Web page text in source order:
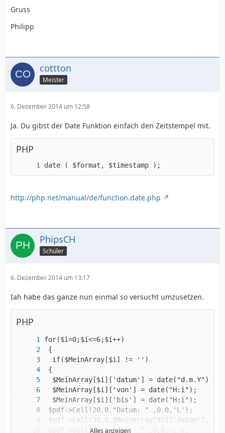
Gruss
Philipp
cottton
Meister
6. Dezember 2014 um 12:58
Ja. Du gibst der Date Funktion einfach den Zeitstempel mit.
PHP
date ( $format, $timestamp );
http://php.net/manual/de/function.date.php
PhipsCH
Schüler
6. Dezember 2014 um 13:17
Iah habe das ganze nun einmal so versucht umzusetzen.
PHP
Alles anzeigen